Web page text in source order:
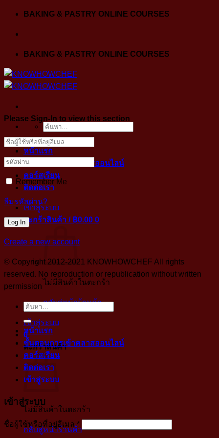
Skip
content
BAKING & PASTRY ONLINE COURSES
BAKING & PASTRY ONLINE COURSES
ค้นหา:
หน้าแรก
ขั้นตอนการเข้าคลาสออนไลน์
คอร์สเรียน
ติดต่อเรา
เข้าสู่ระบบ
ตะกร้าสินค้า / ฿0.00 0
ไม่มีสินค้าในตะกร้า
กลับสู่หน้าร้านค้า
เข้าสู่ระบบ
0
ตะกร้าสินค้า
ไม่มีสินค้าในตะกร้า
กลับสู่หน้าร้านค้า
Please Sign-In to view this section
Remember Me
ลืมรหัสผ่าน?
Create a new account
© Copyright 2012-2021 KNOWHOWCHEF All rights
reserved. No reproduction or republication without written
permission
ค้นหา:
หน้าแรก
ขั้นตอนการเข้าคลาสออนไลน์
คอร์สเรียน
ติดต่อเรา
เข้าสู่ระบบ
เข้าสู่ระบบ
ชื่อผู้ใช้หรือที่อยู่อีเมล*บังคับ
กรอก